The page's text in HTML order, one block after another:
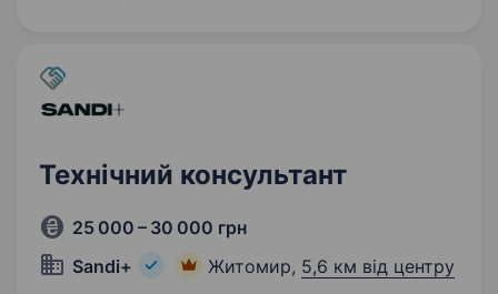
KNESSteam — команда яскравих
особистостей, які змінюють світ…
Технічний консультант
25 000 – 30 000 грн
Sandi+
Житомир, 5,6 км від центру